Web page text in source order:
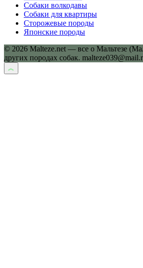
Собаки волкодавы
Собаки для квартиры
Сторожевые породы
Японские породы
© 2026 Malteze.net — все о Мальтезе
других породах собак.